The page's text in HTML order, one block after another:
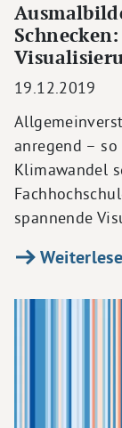
19.12.2019
anregend –
Klimawandel
spannende